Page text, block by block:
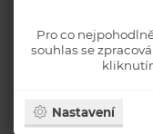
Pro co
souhlas se
Nastavení